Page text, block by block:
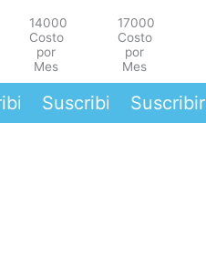
14000
Costo
por
Mes
Suscribirse
17000
Costo
por
Mes